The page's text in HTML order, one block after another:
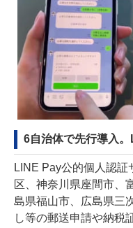
6自治体で先行導入
LINE Pay公的個人認
区、神奈川県座間市、
島県福山市、広島県三
し等の郵送申請や納税